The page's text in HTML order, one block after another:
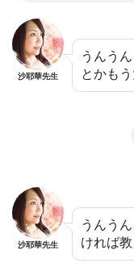
沙耶華先生
うんう
とかも
沙耶華先生
うんう
ければ